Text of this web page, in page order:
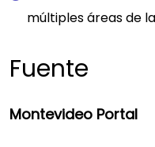
múltiples áreas de
Fuente
Montevideo Portal